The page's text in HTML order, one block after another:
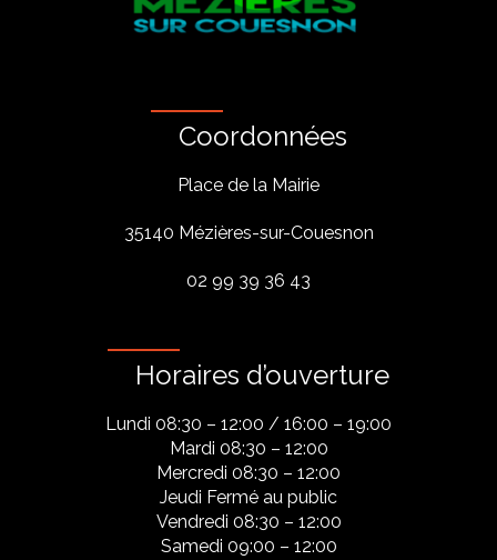
Coordonnées
Place de la Mairie
35140 Mézières-sur-Couesnon
02 99 39 36 43
Horaires d’ouverture
Lundi 08:30 – 12:00 / 16:00 – 19:00
Mardi 08:30 – 12:00
Mercredi 08:30 – 12:00
Jeudi Fermé au public
Vendredi 08:30 – 12:00
Samedi 09:00 – 12:00